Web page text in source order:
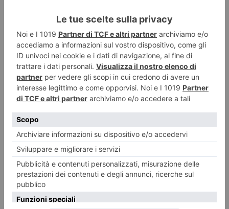
4 AGOSTO 2026
Una notte al Castello di Miradolo tra natura e cinema